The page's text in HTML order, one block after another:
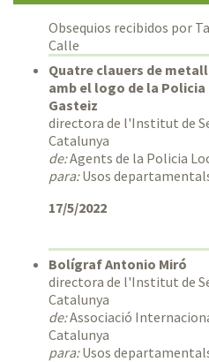
Obsequios recibidos por
Calle
Quatre clauers de
amb el logo de la
Gasteiz
directora de l'Institut de
Catalunya
de:Agents de la Policia
para:Usos
17/5/2022
Bolígraf Antonio Miró
directora de l'Institut de
Catalunya
de:Associació
Catalunya
para:Usos